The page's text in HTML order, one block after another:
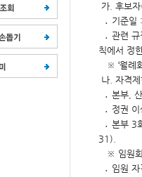
가. 후보
․ 기준
․ 관련 규
칙에서 정
※ ‘월례
나. 자격제
․ 본부,
․ 정권 이
․ 본부 3
31).
※ 임원회
․ 임원 자